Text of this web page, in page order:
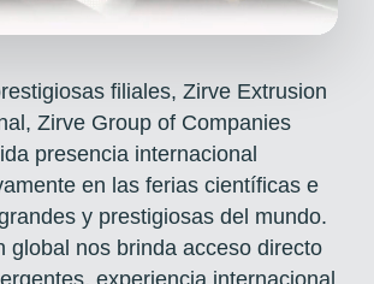
filiales, Zirve Extrusion
Zirve Group of Companies
presencia internacional
en las ferias científicas e
y prestigiosas del mundo.
global nos brinda acceso directo
experiencia internacional